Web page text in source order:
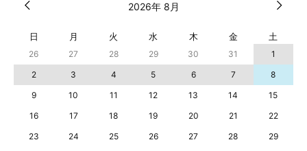
2026年 8月
日 月 火 水 木 金 土
26 27 28 29 30 31
1
2
3 4 5 6 7
8
9
10 11 12 13 14
15
16
17 18 19 20 21
22
23
24 25 26 27 28
29